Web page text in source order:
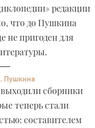
редакции
что до Пушкина
не пригоден для
Пушкина
выходили сборники
теперь стали
составителем